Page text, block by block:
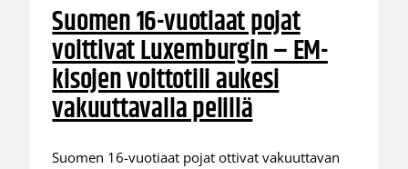
Suomen 16-vuotiaat pojat
voittivat Luxemburgin – EM-
kisojen voittotili aukesi
vakuuttavalla pelillä
Suomen 16-vuotiaat pojat ottivat vakuuttavan